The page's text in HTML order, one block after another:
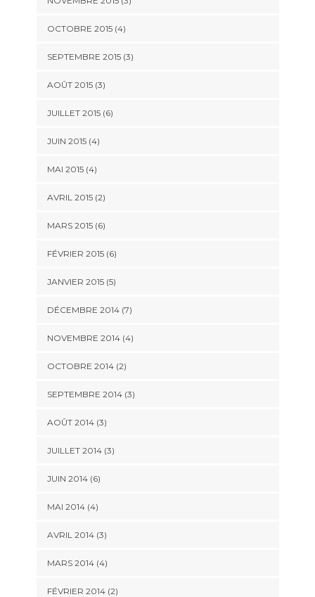
OCTOBRE 2015(4)
SEPTEMBRE 2015(3)
AOÛT 2015(3)
JUILLET 2015(6)
JUIN 2015(4)
MAI 2015(4)
AVRIL 2015(2)
MARS 2015(6)
FÉVRIER 2015(6)
JANVIER 2015(5)
DÉCEMBRE 2014(7)
NOVEMBRE 2014(4)
OCTOBRE 2014(2)
SEPTEMBRE 2014(3)
AOÛT 2014(3)
JUILLET 2014(3)
JUIN 2014(6)
MAI 2014(4)
AVRIL 2014(3)
MARS 2014(4)
FÉVRIER 2014(2)